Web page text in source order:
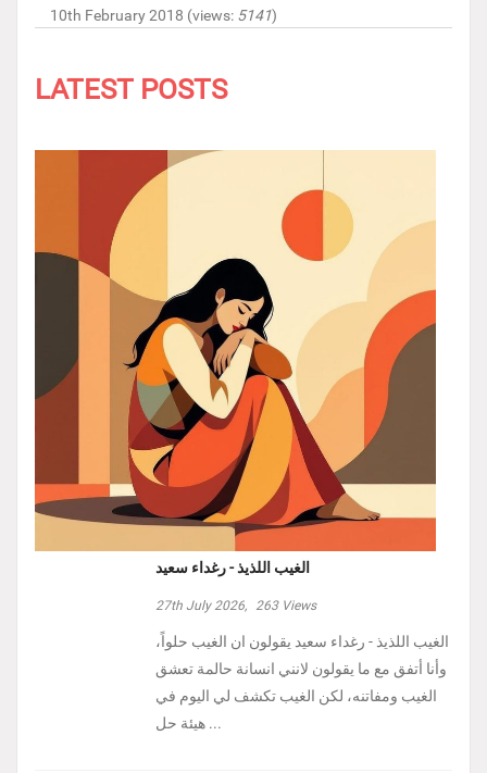
10th February 2018 (views: 5141)
LATEST POSTS
الغيب اللذيذ - رغداء سعيد
27th July 2026, 263Views
الغيب اللذيذ - رغداء سعيد يقولون ان الغيب حلواً،
وأنا أتفق مع ما يقولون لانني انسانة حالمة تعشق
الغيب ومفاتنه، لكن الغيب تكشف لي اليوم في
هيئة حل ...